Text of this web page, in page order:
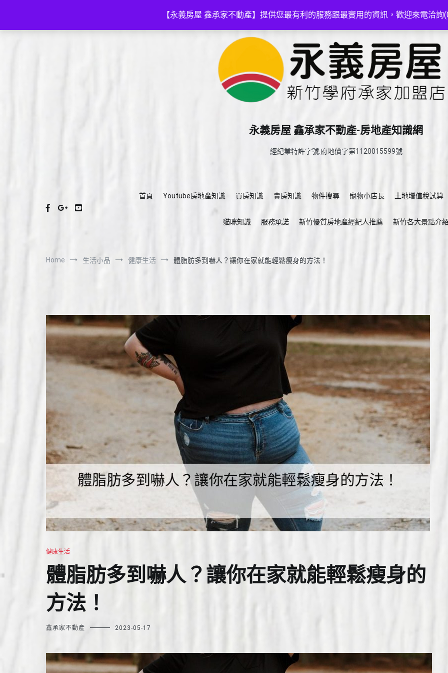
【永義房屋 鑫承家不動產】提供您最有利的服務跟最實用的資訊，歡迎來電洽
a035753111@gmail.com
永義房屋 鑫承家不動產-房地產知識網
經紀業特許字號:府地價字第1120015599號
首頁 Youtube房地產知識 買房知識 賣房知識 物件搜尋 寵物小店長 土地增值稅試算
貓咪知識 服務承諾 新竹優質房地產經紀人推薦 新竹各大景點介
Home 生活小品 健康生活 體脂肪多到嚇人？讓你在家就能輕鬆瘦身的方法！
健康生活
體脂肪多到嚇人？讓你在家就能輕鬆瘦身的
方法！
鑫承家不動產 2023-05-17